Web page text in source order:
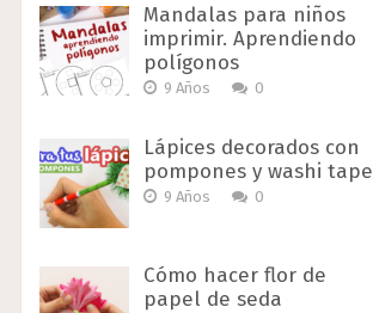
Mandalas para niños
imprimir. Aprendiendo
polígonos
9 Años 0
Lápices decorados con
pompones y washi tape
9 Años 0
Cómo hacer flor de
papel de seda